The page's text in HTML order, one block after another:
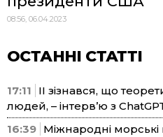
08:56, 06.04.2023
ОСТАННІ СТАТТІ
17:11
ІІ зізнався, що
людей, – інтерв’ю з
16:39 Міжнародні